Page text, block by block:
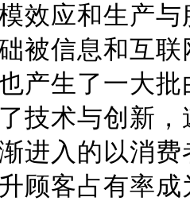
效应和生产
被信息和互
产生了一大
技术与创新
进入的以消
顾客占有率